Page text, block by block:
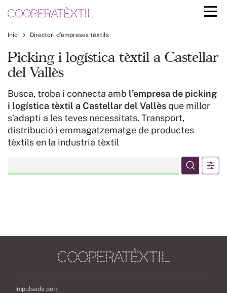
Inici Directori d’empreses tèxtils
Picking i logística tèxtil a Castellar
del Vallès
Busca, troba i connecta amb l’empresa de picking
i logística tèxtil a Castellar del Vallèsque millor
s’adapti a les teves necessitats. Transport,
distribució i emmagatzematge de productes
tèxtils en la industria tèxtil
Impulsada per: